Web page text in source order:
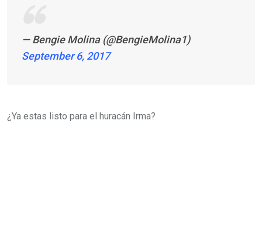
— Bengie Molina (@BengieMolina1)
September 6, 2017
¿Ya estas listo para el huracán Irma?